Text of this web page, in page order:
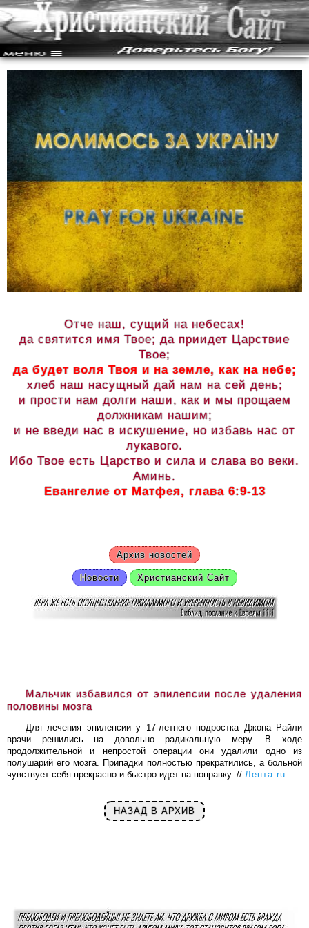
Отче наш, сущий на небесах!
да святится имя Твое; да приидет Царствие
Твое;
да будет воля Твоя и на земле, как на небе;
хлеб наш насущный дай нам на сей день;
и прости нам долги наши, как и мы прощаем
должникам нашим;
и не введи нас в искушение, но избавь нас от
лукавого.
Ибо Твое есть Царство и сила и слава во веки.
Аминь.
Евангелие от Матфея, глава 6:9-13
Архив новостей
Новости Христианский Сайт
Мальчик избавился от эпилепсии после удаления
половины мозга
Для лечения эпилепсии у 17-летнего подростка Джона Райли
врачи решились на довольно радикальную меру. В ходе
продолжительной и непростой операции они удалили одно из
полушарий его мозга. Припадки полностью прекратились, а больной
чувствует себя прекрасно и быстро идет на поправку. // Лента.ru
НАЗАД В АРХИВ